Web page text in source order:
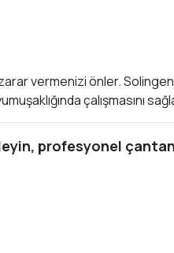
vermenizi önler.
çalışmasını
profesyonel